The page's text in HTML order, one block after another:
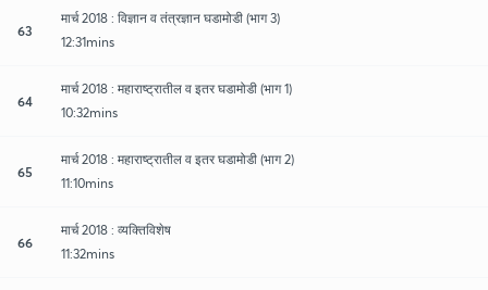
63
मार्च 2018 : विज्ञान व तंत्रज्ञान घडामोडी (भाग 3)
12:31mins
64
मार्च 2018 : महाराष्ट्रातील व इतर घडामोडी (भाग 1)
10:32mins
65
मार्च 2018 : महाराष्ट्रातील व इतर घडामोडी (भाग 2)
11:10mins
66
मार्च 2018 : व्यक्तिविशेष
11:32mins